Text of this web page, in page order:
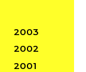
2003
2002
2001